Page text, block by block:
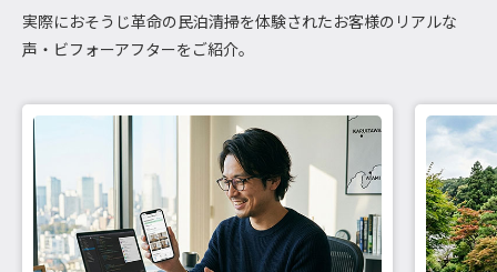
実際におそうじ革命の民泊清掃を体験されたお客様のリアルな
声・ビフォーアフターをご紹介。